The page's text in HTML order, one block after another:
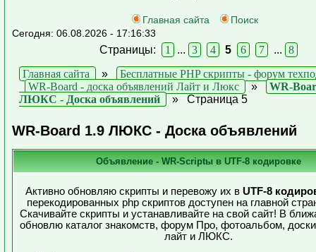
Главная сайта
Поиск
Сегодня: 06.08.2026 - 17:16:33
Страницы: 1 ... 3 4 5 6 7 ... 8
Главная сайта
»
Бесплатные PHP скрипты - форум
WR-Board - доска объявлений Лайт и Люкс
»
WR-
ЛЮКС - Доска объявлений
» Страница 5
WR-Board 1.9 ЛЮКС - Доска объявлений
Объявление - WR-Scriptы в UTF-8 кодировке
Активно обновляю скрипты и перевожу их в UTF-8
перекодированных php скриптов доступен на главной
Скачивайте скрипты и устанавливайте на свой сайт! В
обновлю каталог знакомств, форум Про, фотоальбом,
лайт и ЛЮКС.